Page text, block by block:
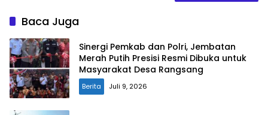
Baca Juga
Sinergi Pemkab dan Polri, Jembatan
Merah Putih Presisi Resmi Dibuka untuk
Masyarakat Desa Rangsang
Berita Juli 9, 2026